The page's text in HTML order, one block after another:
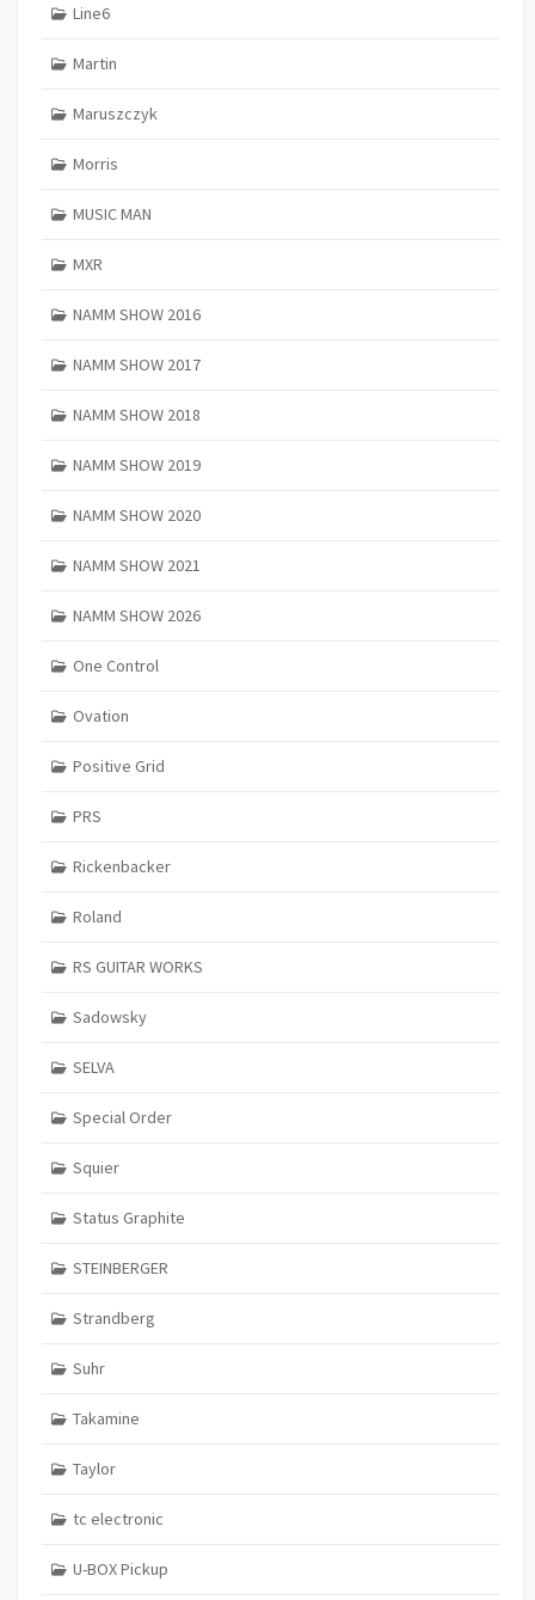
Line6
Martin
Maruszczyk
Morris
MUSIC MAN
MXR
NAMM SHOW 2016
NAMM SHOW 2017
NAMM SHOW 2018
NAMM SHOW 2019
NAMM SHOW 2020
NAMM SHOW 2021
NAMM SHOW 2026
One Control
Ovation
Positive Grid
PRS
Rickenbacker
Roland
RS GUITAR WORKS
Sadowsky
SELVA
Special Order
Squier
Status Graphite
STEINBERGER
Strandberg
Suhr
Takamine
Taylor
tc electronic
U-BOX Pickup